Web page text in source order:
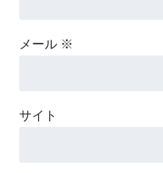
メール ※
サイト